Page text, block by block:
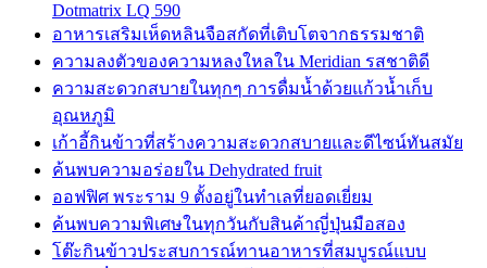
Dotmatrix LQ 590
อาหารเสริมเห็ดหลินจือสกัดที่เติบโตจากธรรมชาติ
ความลงตัวของความหลงใหลใน Meridian รสชาติดี
ความสะดวกสบายในทุกๆ การดื่มน้ำด้วยแก้วน้ำเก็บ
อุณหภูมิ
เก้าอี้กินข้าวที่สร้างความสะดวกสบายและดีไซน์ทันสมัย
ค้นพบความอร่อยใน Dehydrated fruit
ออฟฟิศ พระราม 9 ตั้งอยู่ในทำเลที่ยอดเยี่ยม
ค้นพบความพิเศษในทุกวันกับสินค้าญี่ปุ่นมือสอง
โต๊ะกินข้าวประสบการณ์ทานอาหารที่สมบูรณ์แบบ